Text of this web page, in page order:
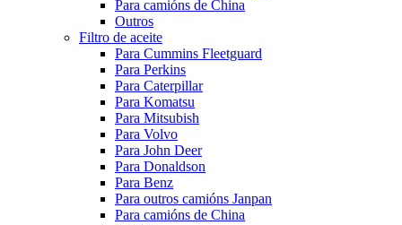
Para camións de China
Outros
Filtro de aceite
Para Cummins Fleetguard
Para Perkins
Para Caterpillar
Para Komatsu
Para Mitsubish
Para Volvo
Para John Deer
Para Donaldson
Para Benz
Para outros camións Janpan
Para camións de China